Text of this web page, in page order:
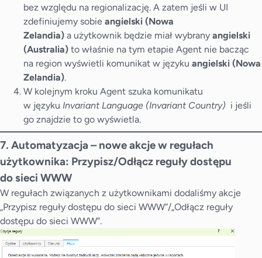
bez względu na regionalizację. A zatem jeśli w UI
zdefiniujemy sobie angielski (Nowa
Zelandia) a użytkownik będzie miał wybrany angielski
(Australia) to właśnie na tym etapie Agent nie bacząc
na region wyświetli komunikat w języku angielski (Nowa
Zelandia).
W kolejnym kroku Agent szuka komunikatu
w języku Invariant Language (Invariant Country) i jeśli
go znajdzie to go wyświetla.
7. Automatyzacja – nowe akcje w regułach
użytkownika: Przypisz/Odłącz reguły dostępu
do sieci WWW
W regułach związanych z użytkownikami dodaliśmy akcje
„Przypisz reguły dostępu do sieci WWW”/„Odłącz reguły
dostępu do sieci WWW”.